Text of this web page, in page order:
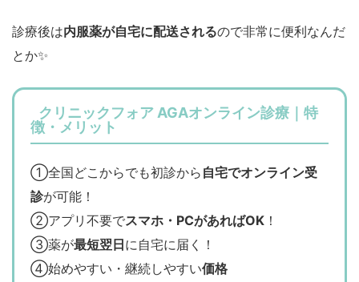
診療後は内服薬が自宅に配送されるので非常に便利なんだ
とか✨
クリニックフォア AGAオンライン診療｜特
徴・メリット
①全国どこからでも初診から 自宅でオンライン受
診が可能！
②アプリ不要でスマホ・PCがあればOK ！
③薬が最短翌日に自宅に届く！
④始めやすい・継続しやすい価格